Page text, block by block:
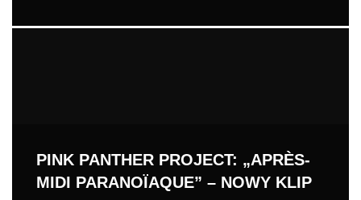
PINK PANTHER PROJECT: „APRÈS-
MIDI PARANOÏAQUE” – NOWY KLIP